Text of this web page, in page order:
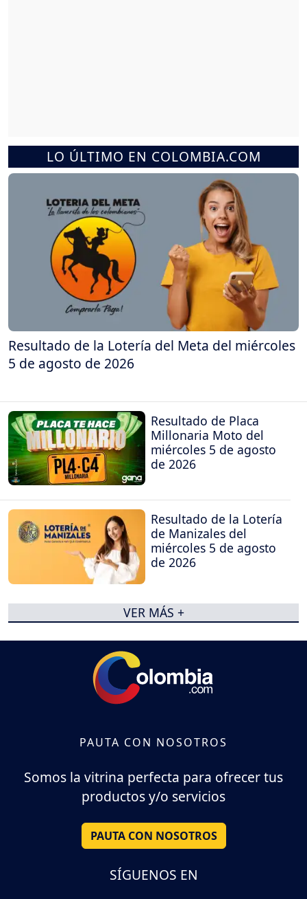
LO ÚLTIMO EN COLOMBIA.COM
Resultado de la Lotería del Meta del miércoles
5 de agosto de 2026
Resultado de Placa
Millonaria Moto del
miércoles 5 de agosto
de 2026
Resultado de la Lotería
de Manizales del
miércoles 5 de agosto
de 2026
VER MÁS +
PAUTA CON NOSOTROS
Somos la vitrina perfecta para ofrecer tus
productos y/o servicios
PAUTA CON NOSOTROS
SÍGUENOS EN